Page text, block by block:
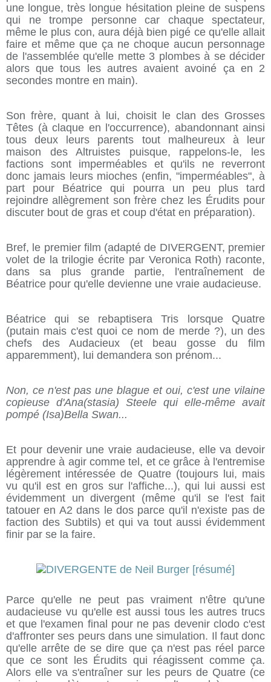
une longue, très longue hésitation pleine de suspens
qui ne trompe personne car chaque spectateur,
même le plus con, aura déjà bien pigé ce qu'elle allait
faire et même que ça ne choque aucun personnage
de l'assemblée qu'elle mette 3 plombes à se décider
alors que tous les autres avaient avoiné ça en 2
secondes montre en main).
Son frère, quant à lui, choisit le clan des Grosses
Têtes (à claque en l'occurrence), abandonnant ainsi
tous deux leurs parents tout malheureux à leur
maison des Altruistes puisque, rappelons-le, les
factions sont imperméables et qu'ils ne reverront
donc jamais leurs mioches (enfin, "imperméables", à
part pour Béatrice qui pourra un peu plus tard
rejoindre allègrement son frère chez les Érudits pour
discuter bout de gras et coup d'état en préparation).
Bref, le premier film (adapté de DIVERGENT, premier
volet de la trilogie écrite par Veronica Roth) raconte,
dans sa plus grande partie, l'entraînement de
Béatrice pour qu'elle devienne une vraie audacieuse.
Béatrice qui se rebaptisera Tris lorsque Quatre
(putain mais c'est quoi ce nom de merde ?), un des
chefs des Audacieux (et beau gosse du film
apparemment), lui demandera son prénom...
Non, ce n'est pas une blague et oui, c'est une vilaine
copieuse d'Ana(stasia) Steele qui elle-même avait
pompé (Isa)Bella Swan...
Et pour devenir une vraie audacieuse, elle va devoir
apprendre à agir comme tel, et ce grâce à l'entremise
légèrement intéressée de Quatre (toujours lui, mais
vu qu'il est en gros sur l'affiche...), qui lui aussi est
évidemment un divergent (même qu'il se l'est fait
tatouer en A2 dans le dos parce qu'il n'existe pas de
faction des Subtils) et qui va tout aussi évidemment
finir par se la faire.
Parce qu'elle ne peut pas vraiment n'être qu'une
audacieuse vu qu'elle est aussi tous les autres trucs
et que l'examen final pour ne pas devenir clodo c'est
d'affronter ses peurs dans une simulation. Il faut donc
qu'elle arrête de se dire que ça n'est pas réel parce
que ce sont les Érudits qui réagissent comme ça.
Alors elle va s'entraîner sur les peurs de Quatre (ce